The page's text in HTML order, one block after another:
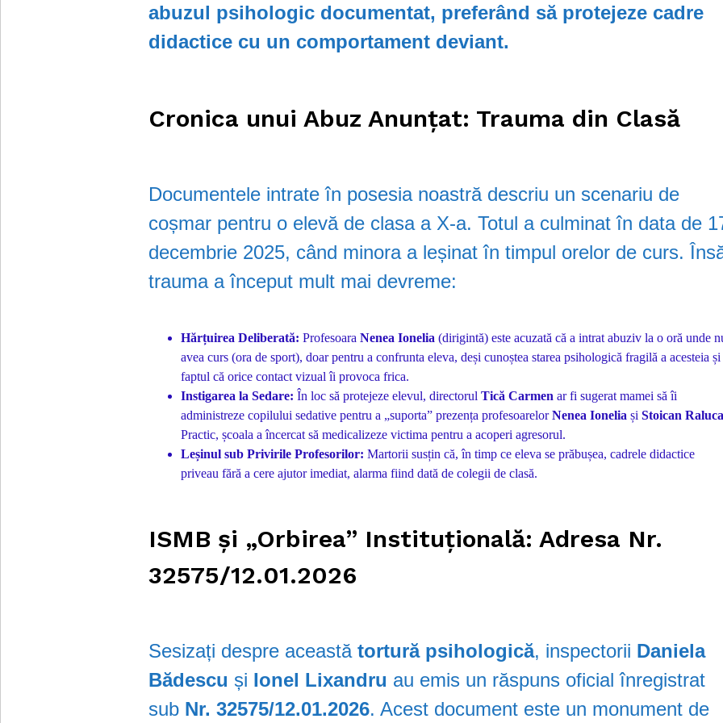
abuzul psihologic documentat, preferând să protejeze cadre
didactice cu un comportament deviant.
Cronica unui Abuz Anunțat: Trauma din Clasă
Documentele intrate în posesia noastră descriu un scenariu de
coșmar pentru o elevă de clasa a X-a. Totul a culminat în data de
decembrie 2025, când minora a leșinat în timpul orelor de curs.
trauma a început mult mai devreme:
Hărțuirea Deliberată: ProfesoaraNenea Ionelia (dirigintă) este acuzată că a intrat abuziv la o oră unde
avea curs (ora de sport), doar pentru a confrunta eleva, deși cunoștea starea psihologică fragilă a acesteia și
faptul că orice contact vizual îi provoca frica.
Instigarea la Sedare: În loc să protejeze elevul, directorulTică Carmen ar fi sugerat mamei să îi
administreze copilului sedative pentru a „suporta” prezența profesoarelorNenea Ionelia șiStoican Raluca
Practic, școala a încercat să medicalizeze victima pentru a acoperi agresorul.
Leșinul sub Privirile Profesorilor: Martorii susțin că, în timp ce eleva se prăbușea, cadrele didactice
priveau fără a cere ajutor imediat, alarma fiind dată de colegii de clasă.
ISMB și „Orbirea” Instituțională: Adresa Nr.
32575/12.01.2026
Sesizați despre aceastătortură psihologică, inspectorii Daniela
Bădescu și Ionel Lixandru au emis un răspuns oficial înregistrat
sub Nr. 32575/12.01.2026. Acest document este un monument de